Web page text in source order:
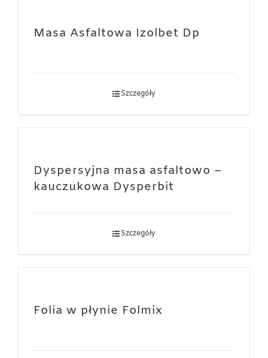
Masa Asfaltowa Izolbet Dp
Szczegóły
Dyspersyjna masa asfaltowo –
kauczukowa Dysperbit
Szczegóły
Folia w płynie Folmix